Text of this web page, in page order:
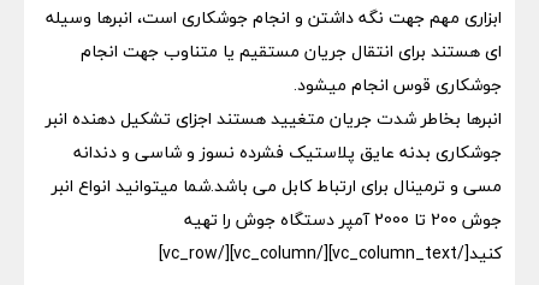
ابزاری مهم جهت نگه داشتن و انجام جوشکاری است، انبرها وسیله
ای هستند برای انتقال جریان مستقیم یا متناوب جهت انجام
جوشکاری قوس انجام میشود.
انبرها بخاطر شدت جریان متغیید هستند اجزای تشکیل دهنده انبر
جوشکاری بدنه عایق پلاستیک فشرده نسوز و شاسی و دندانه
مسی و ترمینال برای ارتباط کابل می باشد.شما میتوانید انواع انبر
جوش 200 تا 2000 آمپر دستگاه جوش را تهیه
کنید[/vc_column_text][/vc_column][/vc_row]